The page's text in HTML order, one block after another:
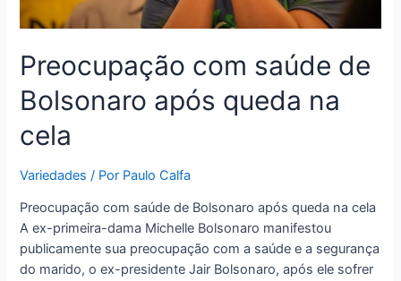
Preocupação com saúde de
Bolsonaro após queda na
cela
Variedades / Por Paulo Calfa
Preocupação com saúde de Bolsonaro após queda na cela
A ex-primeira-dama Michelle Bolsonaro manifestou
publicamente sua preocupação com a saúde e a segurança
do marido, o ex-presidente Jair Bolsonaro, após ele sofrer